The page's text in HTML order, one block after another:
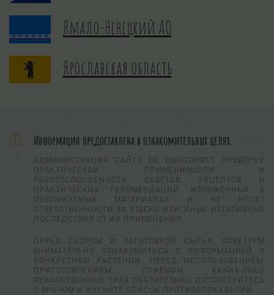
Ямало-Ненецкий АО
Ярославская область
Информация предоставлена в ознакомительных целях.
АДМИНИСТРАЦИЯ САЙТА НЕ ВЫПОЛНЯЕТ ПРОВЕРКУ
ПРАКТИЧЕСКОЙ ПРИМЕНИМОСТИ И
РАБОТОСПОСОБНОСТИ СОВЕТОВ, РЕЦЕПТОВ И
ПРАКТИЧЕСКИХ РЕКОМЕНДАЦИЙ, ИЗЛОЖЕННЫХ В
ПУБЛИКУЕМЫХ МАТЕРИАЛАХ И НЕ НЕСЕТ
ОТВЕТСТВЕННОСТИ ЗА УЩЕРБ ИЛИ ИНЫЕ НЕГАТИВНЫЕ
ПОСЛЕДСТВИЯ ОТ ИХ ПРИМЕНЕНИЯ.
ПЕРЕД СБОРОМ И ЗАГОТОВКОЙ СЫРЬЯ, СОВЕТУЕМ
ВНИМАТЕЛЬНО ОЗНАКОМИТЬСЯ С ИНФОРМАЦИЕЙ О
КОНКРЕТНОМ РАСТЕНИИ. ПЕРЕД ИСПОЛЬЗОВАНИЕМ,
ПРИГОТОВЛЕНИЕМ, ПРИЕМОМ КАКИХ-ЛИБО
ЛЕКАРСТВЕННЫХ ТРАВ ОБЯЗАТЕЛЬНО ПОСОВЕТУЙТЕСЬ
С ВРАЧОМ И ИЗУЧИТЕ СПИСОК ПРОТИВОПОКАЗАНИЙ.